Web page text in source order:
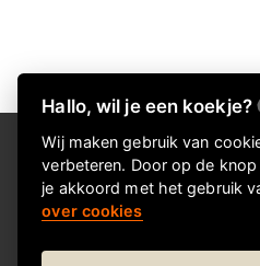
Over Kadokeus
Kadokeus helpt je om snel
Hallo, wil je een koekje?
Wij maken gebruik van
verbeteren. Door op de
je akkoord met het gebruik
over cookies